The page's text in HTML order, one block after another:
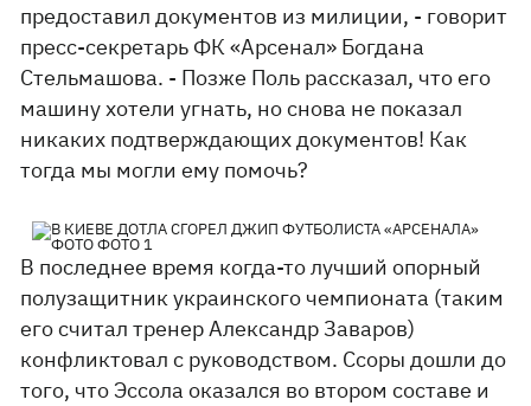
предоставил документов из милиции, - говорит
пресс-секретарь ФК «Арсенал» Богдана
Стельмашова. - Позже Поль рассказал, что его
машину хотели угнать, но снова не показал
никаких подтверждающих документов! Как
тогда мы могли ему помочь?
В последнее время когда-то лучший опорный
полузащитник украинского чемпионата (таким
его считал тренер Александр Заваров)
конфликтовал с руководством. Ссоры дошли до
того, что Эссола оказался во втором составе и